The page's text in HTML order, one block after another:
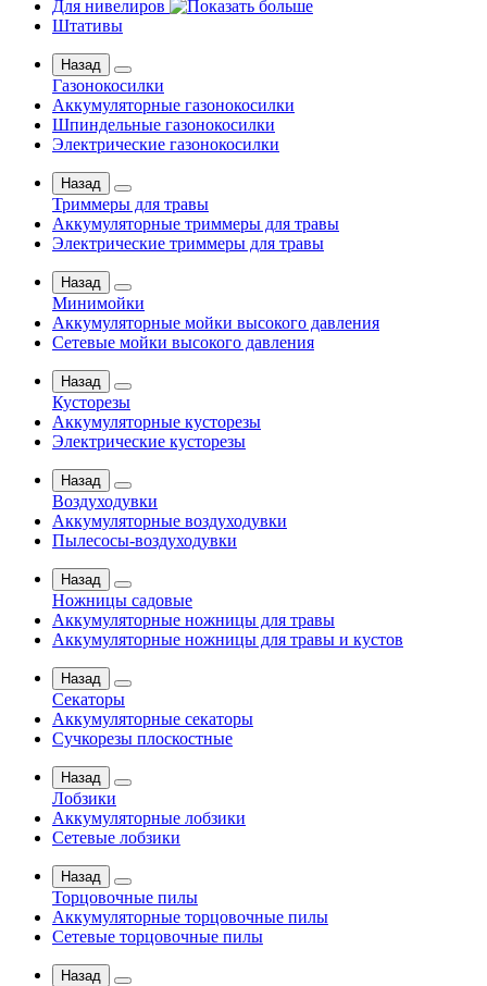
Для нивелиров
Штативы
Назад
Газонокосилки
Аккумуляторные газонокосилки
Шпиндельные газонокосилки
Электрические газонокосилки
Назад
Триммеры для травы
Аккумуляторные триммеры для травы
Электрические триммеры для травы
Назад
Минимойки
Аккумуляторные мойки высокого давления
Сетевые мойки высокого давления
Назад
Кусторезы
Аккумуляторные кусторезы
Электрические кусторезы
Назад
Воздуходувки
Аккумуляторные воздуходувки
Пылесосы-воздуходувки
Назад
Ножницы садовые
Аккумуляторные ножницы для травы
Аккумуляторные ножницы для травы и кустов
Назад
Секаторы
Аккумуляторные секаторы
Сучкорезы плоскостные
Назад
Лобзики
Аккумуляторные лобзики
Сетевые лобзики
Назад
Торцовочные пилы
Аккумуляторные торцовочные пилы
Сетевые торцовочные пилы
Назад